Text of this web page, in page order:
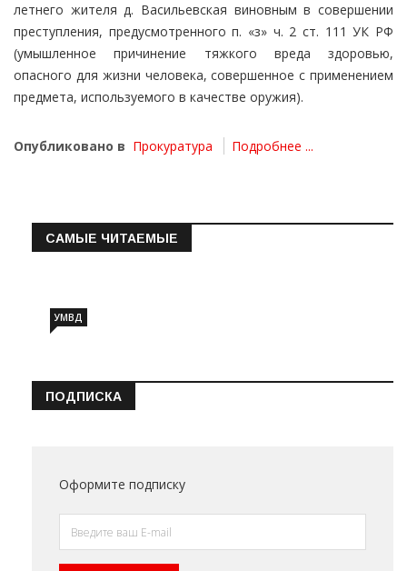
летнего жителя д. Васильевская виновным в совершении
преступления, предусмотренного п. «з» ч. 2 ст. 111 УК РФ
(умышленное причинение тяжкого вреда здоровью,
опасного для жизни человека, совершенное с применением
предмета, используемого в качестве оружия).
Опубликовано в Прокуратура Подробнее ...
САМЫЕ ЧИТАЕМЫЕ
УМВД
ПОДПИСКА
Оформите подписку